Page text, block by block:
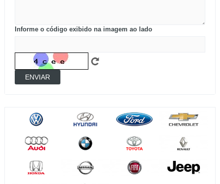
Informe o código exibido na imagem ao lado
ENVIAR